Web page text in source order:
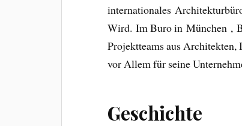
internationales
Wird. Im Buro in München ,
Projektteams aus
vor Allem für seine
Geschichte